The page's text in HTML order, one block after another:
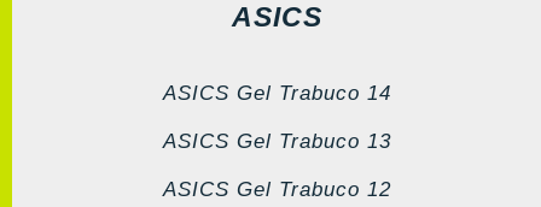
ASICS
ASICS Gel Trabuco 14
ASICS Gel Trabuco 13
ASICS Gel Trabuco 12